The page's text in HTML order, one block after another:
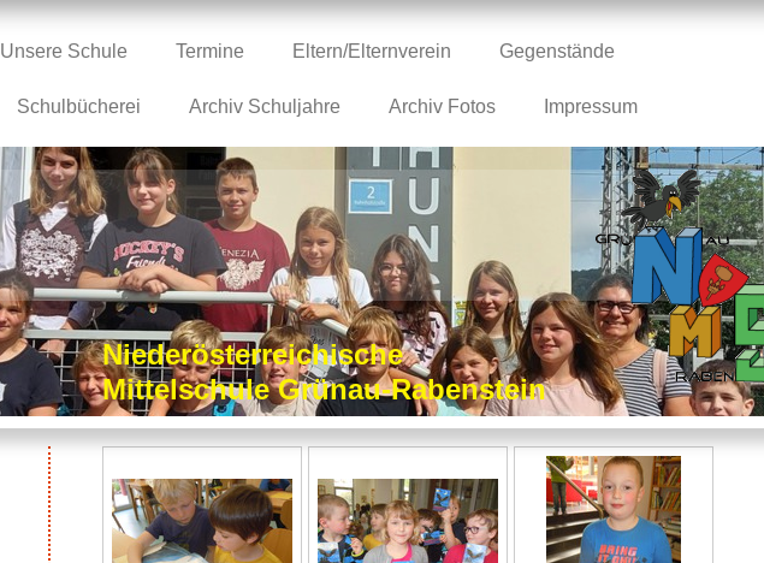
Unsere Schule Termine Eltern/Elternverein Gegenstände
Schulbücherei Archiv Schuljahre Archiv Fotos Impressum
Niederösterreichische
Mittelschule Grünau-Rabenstein